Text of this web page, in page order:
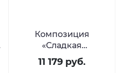
Композиция
«Сладкая
валентинка» с KitKat
и Ferrero в форме
11 179 руб.